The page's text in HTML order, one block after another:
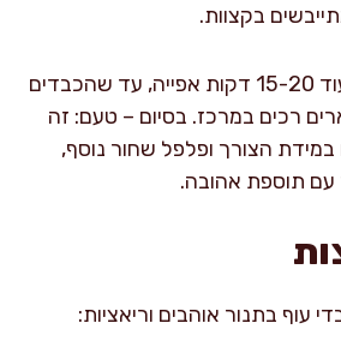
בקצוות.
השאירו בתנור לעוד 15-20 דקות אפייה, עד שהכבדים
רכים במרכז. בסיום – טעם: זה
במידת הצורך ופלפל שחור נוסף,
עם תוספת אהובה.
עוף בתנור אוהבים וריאציות: